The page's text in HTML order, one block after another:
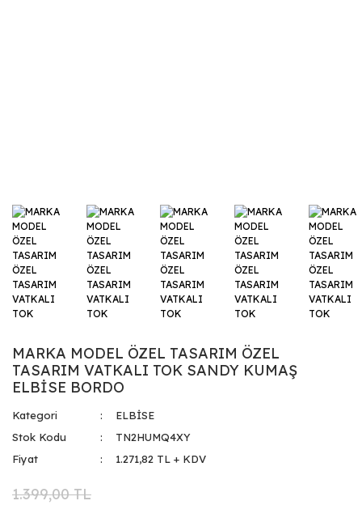
MARKA MODEL ÖZEL TASARIM ÖZEL
TASARIM VATKALI TOK SANDY KUMAŞ
ELBİSE BORDO
Kategori
ELBİSE
Stok Kodu
TN2HUMQ4XY
Fiyat
1.271,82 TL + KDV
1.399,00 TL